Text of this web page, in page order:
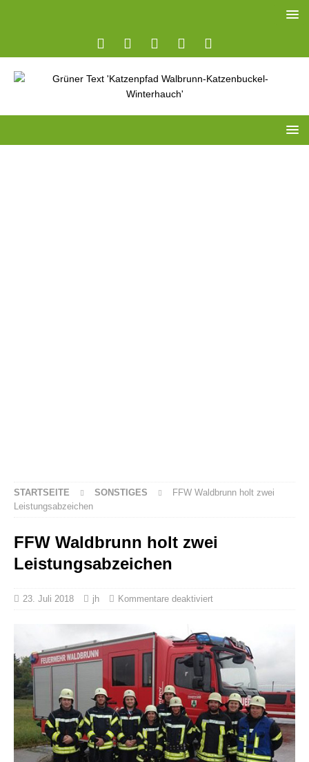
STARTSEITE SONSTIGES
FFW Waldbrunn holt zwei
Leistungsabzeichen
FFW Waldbrunn holt zwei
Leistungsabzeichen
23. Juli 2018 jh Kommentare deaktiviert